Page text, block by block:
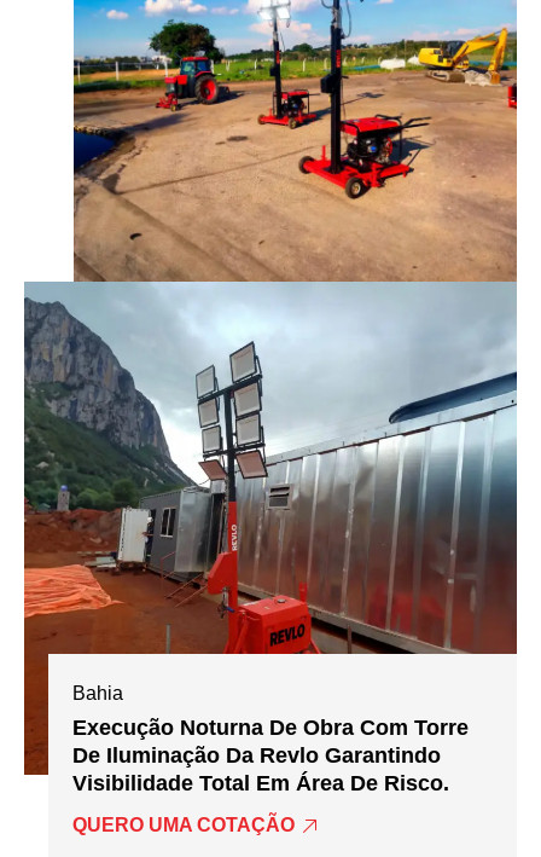
Bahia
Execução Noturna De Obra Com Torre
De Iluminação Da Revlo Garantindo
Visibilidade Total Em Área De Risco.
QUERO UMA COTAÇÃO